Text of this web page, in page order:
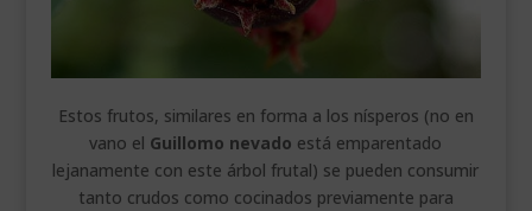
Estos frutos, similares en forma a los nísperos (no en
vano el Guillomo nevado está emparentado
lejanamente con este árbol frutal) se pueden consumir
tanto crudos como cocinados previamente para